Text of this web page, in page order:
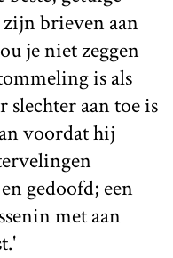
brieven aan
je niet zeggen
is als
slechter aan toe is
voordat hij
gedoofd; een
met aan